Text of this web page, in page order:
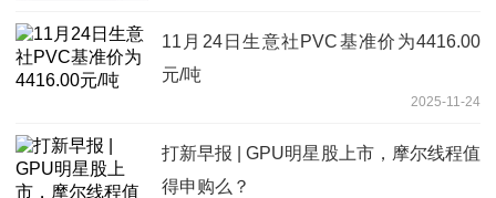
11月24日生意社PVC基准价为4416.00
元/吨
2025-11-24
打新早报 | GPU明星股上市，摩尔线程值
得申购么？